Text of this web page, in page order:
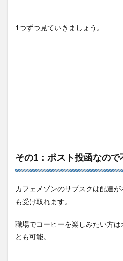
1つずつ見ていきましょう。
その1：ポスト投函なの
カフェメゾンのサブスクは配達
も受け取れます。
職場でコーヒーを楽しみたい方
とも可能。